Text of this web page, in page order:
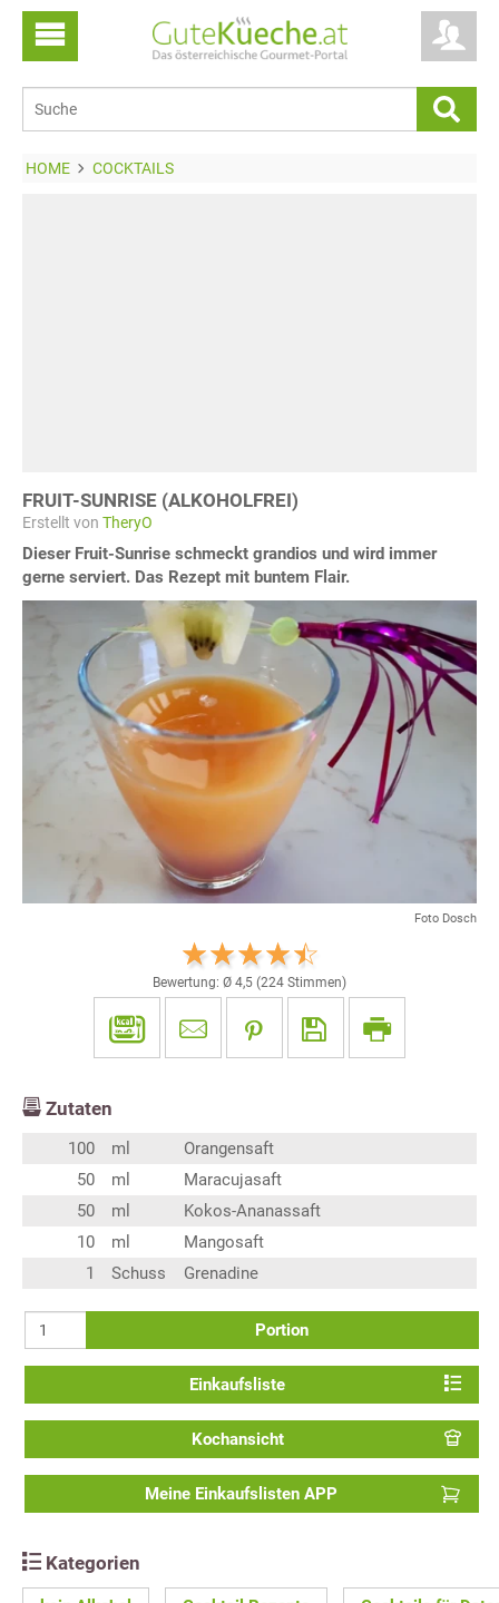
HOME COCKTAILS
FRUIT-SUNRISE (ALKOHOLFREI)
Erstellt von TheryO
Dieser Fruit-Sunrise schmeckt grandios und wird immer
gerne serviert. Das Rezept mit buntem Flair.
Foto Dosch
Bewertung: Ø 4,5 (224 Stimmen)
Zutaten
100 ml
Orangensaft
50
ml
Maracujasaft
50
ml
Kokos-Ananassaft
10
ml
Mangosaft
1
Schuss Grenadine
Portion
Einkaufsliste
Kochansicht
Meine Einkaufslisten APP
Kategorien